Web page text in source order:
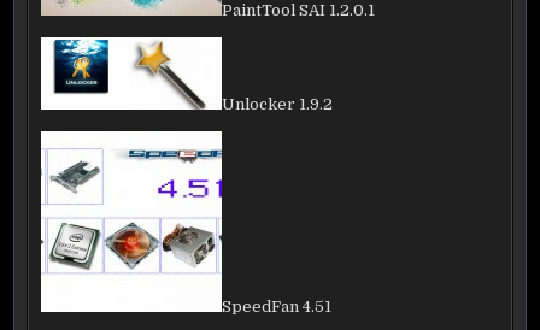
PaintTool SAI 1.2.0.1
Unlocker 1.9.2
SpeedFan 4.51